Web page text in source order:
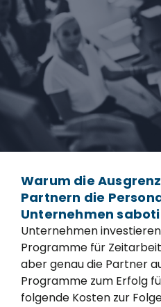
Warum die
Partnern die
Unternehmen
Unternehmen
Programme für
aber genau die Partner
Programme zum Erfolg
folgende Kosten zur